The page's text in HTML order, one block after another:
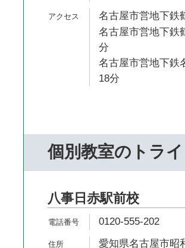
名古屋市営地下鉄
名古屋市営地下鉄
分
名古屋市営地下鉄
18分
個別教室のトライ
八事日赤駅前校
0120-555-202
愛知県名古屋市昭